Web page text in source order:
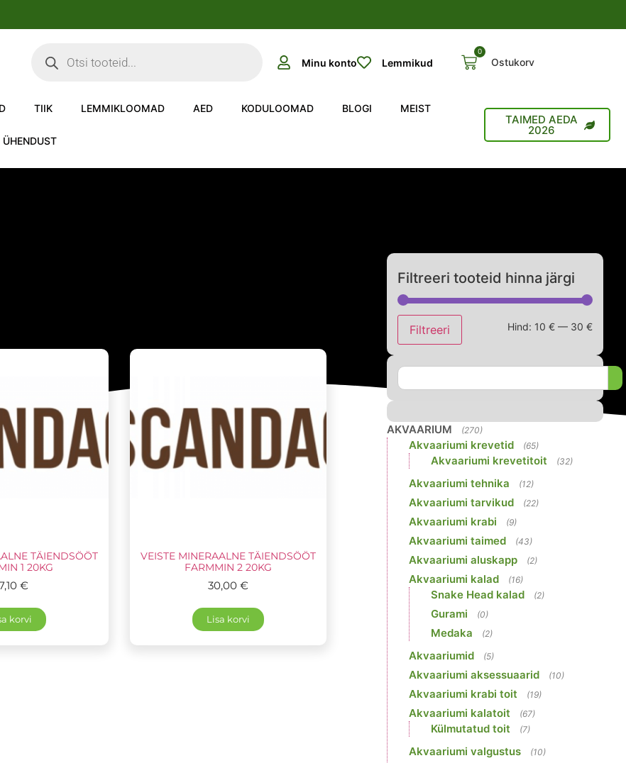
Minu konto Lemmikud
0
Ostukorv
TIIK LEMMIKLOOMAD AED KODULOOMAD BLOGI MEIST
ÜHENDUST
TAIMED AEDA
2026
TÄIENDSÖÖT
1 20KG
€
korvi
VEISTE MINERAALNE TÄIENDSÖÖT
FARMMIN 2 20KG
30,00€
Lisa korvi
Filtreeri tooteid hinna järgi
Filtreeri Hind: 10 € — 30 €
AKVAARIUM (270)
Akvaariumi krevetid (65)
Akvaariumi krevetitoit (32)
Akvaariumi tehnika (12)
Akvaariumi tarvikud (22)
Akvaariumi krabi (9)
Akvaariumi taimed (43)
Akvaariumi aluskapp (2)
Akvaariumi kalad (16)
Snake Head kalad (2)
Gurami (0)
Medaka (2)
Akvaariumid (5)
Akvaariumi aksessuaarid (10)
Akvaariumi krabi toit (19)
Akvaariumi kalatoit (67)
Külmutatud toit (7)
Akvaariumi valgustus (10)